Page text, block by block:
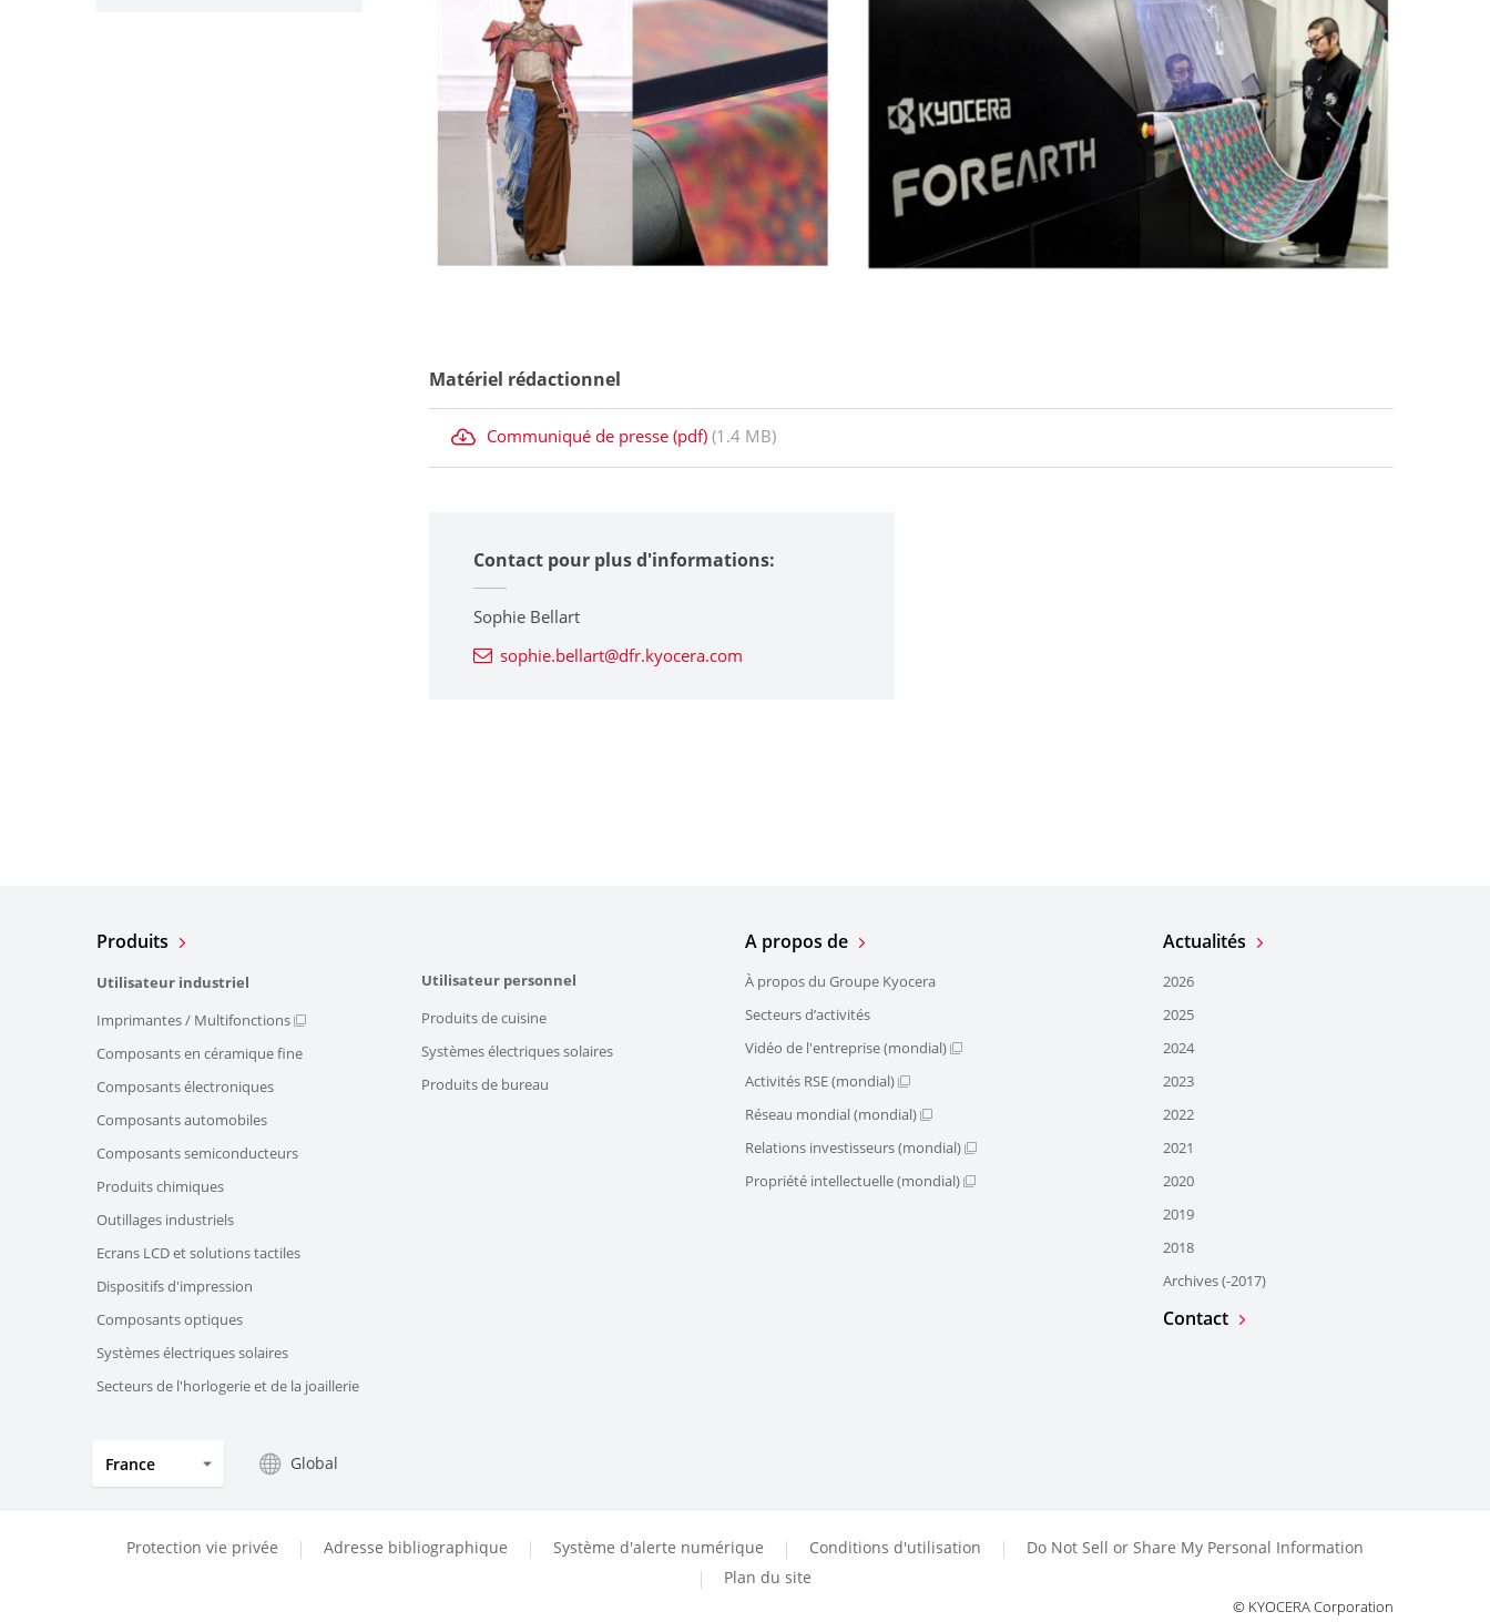
Matériel rédactionnel
Communiqué de presse (pdf) (1.4 MB)
Contact pour plus d'informations:
Sophie Bellart
sophie.bellart@dfr.kyocera.com
Produits
Utilisateur industriel
Imprimantes / Multifonctions
Composants en céramique fine
Composants électroniques
Composants automobiles
Composants semiconducteurs
Produits chimiques
Outillages industriels
Ecrans LCD et solutions tactiles
Dispositifs d'impression
Composants optiques
Systèmes électriques solaires
Secteurs de l'horlogerie et de la joaillerie
Utilisateur personnel
Produits de cuisine
Systèmes électriques solaires
Produits de bureau
A propos de
À propos du Groupe Kyocera
Secteurs d’activités
Vidéo de l'entreprise (mondial)
Activités RSE (mondial)
Réseau mondial (mondial)
Relations investisseurs (mondial)
Propriété intellectuelle (mondial)
Actualités
2026
2025
2024
2023
2022
2021
2020
2019
2018
Archives (-2017)
Contact
France Global
Protection vie privée Adresse bibliographique Système d'alerte numérique Conditions d'utilisation
Do Not Sell or Share My Personal Information
Plan du site
© KYOCERA Corporation